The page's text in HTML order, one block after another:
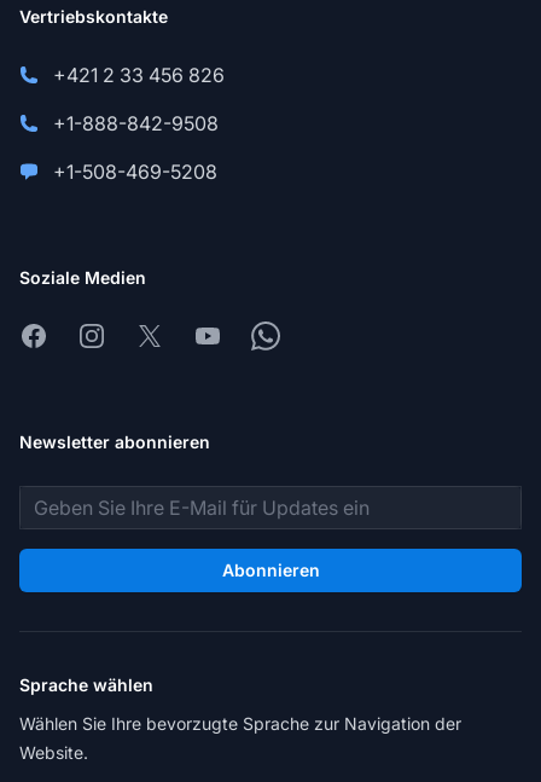
Vertriebskontakte
+421 2 33 456 826
+1-888-842-9508
+1-508-469-5208
Soziale Medien
FacebookInstagram
X YoutubeWhatsapp
Newsletter abonnieren
E-Mail-Adresse
Abonnieren
Sprache wählen
Wählen Sie Ihre bevorzugte Sprache zur Navigation der
Website.